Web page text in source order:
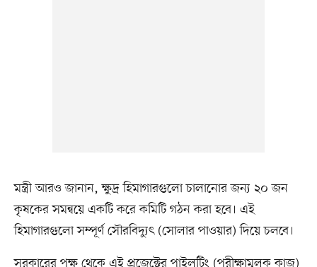
মন্ত্রী আরও জানান, ক্ষুদ্র হিমাগারগুলো চালানোর জন্য ২০ জন
কৃষকের সমন্বয়ে একটি করে কমিটি গঠন করা হবে। এই
হিমাগারগুলো সম্পূর্ণ সৌরবিদ্যুৎ (সোলার পাওয়ার) দিয়ে চলবে।
সরকারের পক্ষ থেকে এই প্রজেক্টের পাইলটিং (পরীক্ষামূলক কাজ)